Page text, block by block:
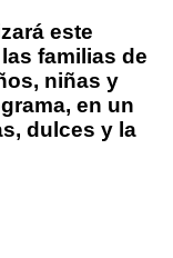
este
familias de
niñas y
en un
dulces y la